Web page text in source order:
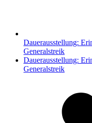
Dauerausstellung:
Generalstreik
Nächster
Beitrag:
Dauerausstellung:
Generalstreik